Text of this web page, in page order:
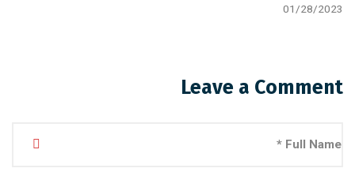
01/28/2023
Leave a Comment